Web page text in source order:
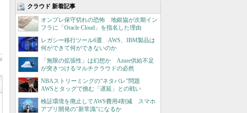
クラウド 新着記事
オンプレ保守切れの恐怖 地銀協が次期イン
フラに「Oracle Cloud」を指名した理由
レガシー移行ツール6選 AWS、IBM製品は
何ができて何ができないのか
「無限の拡張性」は幻想か Azure供給不足
が突きつけるマルチクラウドの必然
NBAストリーミングの“ネタバレ”問題
AWSとタッグで挑む「遅延」との戦い
検証環境を廃止してAWS費用4割減 スマホ
アプリ開発の"新常識"になるか